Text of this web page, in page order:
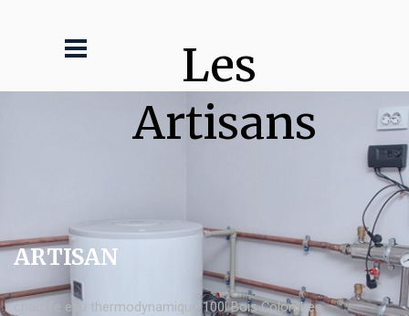
Les
Artisans
ARTISAN
chauffe eau thermodynamique 100l Bois Colombes